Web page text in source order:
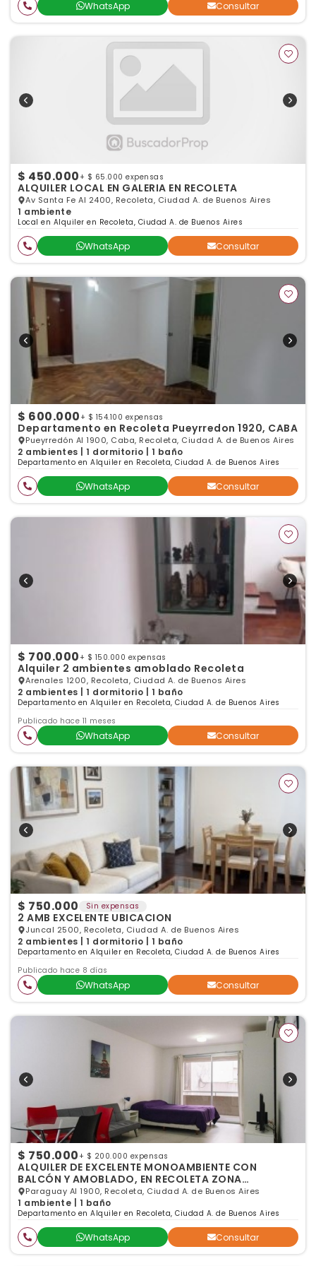
WhatsApp Consultar
$ 450.000 + $ 65.000 expensas
ALQUILER LOCAL EN GALERIA EN RECOLETA
Av Santa Fe Al 2400, Recoleta, Ciudad A. de Buenos Aires
1 ambiente
Local en Alquiler en Recoleta, Ciudad A. de Buenos Aires
WhatsApp Consultar
$ 600.000 + $ 154.100 expensas
Departamento en Recoleta Pueyrredon 1920, CABA
Pueyrredón Al 1900, Caba, Recoleta, Ciudad A. de Buenos Aires
2 ambientes | 1 dormitorio | 1 baño
Departamento en Alquiler en Recoleta, Ciudad A. de Buenos Aires
WhatsApp Consultar
$ 700.000 + $ 150.000 expensas
Alquiler 2 ambientes amoblado Recoleta
Arenales 1200, Recoleta, Ciudad A. de Buenos Aires
2 ambientes | 1 dormitorio | 1 baño
Departamento en Alquiler en Recoleta, Ciudad A. de Buenos Aires
Publicado hace 11 meses
WhatsApp Consultar
$ 750.000 Sin expensas
2 AMB EXCELENTE UBICACION
Juncal 2500, Recoleta, Ciudad A. de Buenos Aires
2 ambientes | 1 dormitorio | 1 baño
Departamento en Alquiler en Recoleta, Ciudad A. de Buenos Aires
Publicado hace 8 días
WhatsApp Consultar
$ 750.000 + $ 200.000 expensas
ALQUILER DE EXCELENTE MONOAMBIENTE CON
BALCÓN Y AMOBLADO, EN RECOLETA ZONA
FACULTADES
Paraguay Al 1900, Recoleta, Ciudad A. de Buenos Aires
1 ambiente | 1 baño
Departamento en Alquiler en Recoleta, Ciudad A. de Buenos Aires
WhatsApp Consultar